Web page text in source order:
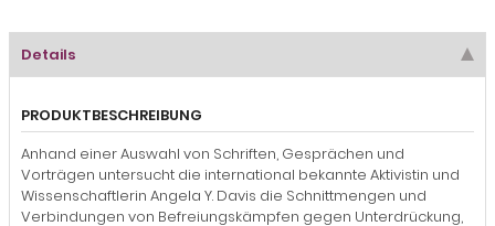
Details
PRODUKTBESCHREIBUNG
Anhand einer Auswahl von Schriften, Gesprächen und
Vorträgen untersucht die international bekannte Aktivistin und
Wissenschaftlerin Angela Y. Davis die Schnittmengen und
Verbindungen von Befreiungskämpfen gegen Unterdrückung,